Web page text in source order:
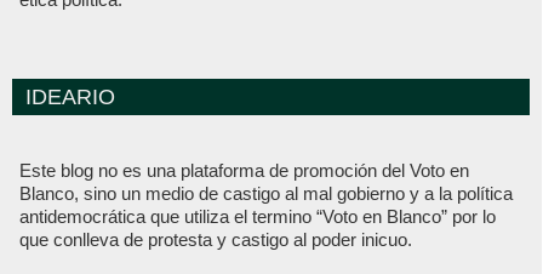
IDEARIO
Este blog no es una plataforma de promoción del Voto en
Blanco, sino un medio de castigo al mal gobierno y a la política
antidemocrática que utiliza el termino “Voto en Blanco” por lo
que conlleva de protesta y castigo al poder inicuo.